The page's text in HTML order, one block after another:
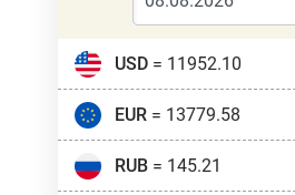
USD= 11952.10
EUR= 13779.58
RUB= 145.21